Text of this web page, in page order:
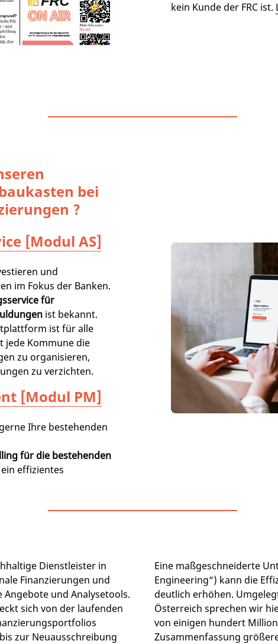
kein Kunde der FRC ist.
bei
?
[Modul AS]
und
im Fokus der Banken.
für
ist bekannt.
ist für alle
jede Kommune die
zu organisieren,
zu verzichten.
[Modul PM]
Ihre bestehenden
für die bestehenden
effizientes
Dienstleister in
Finanzierungen und
und Analysetools.
sich von der laufenden
zur Neuausschreibung
Eine maßgeschneiderte
Engineering“) kann die
deutlich erhöhen.
Österreich sprechen wir
von einigen hundert
Zusammenfassung